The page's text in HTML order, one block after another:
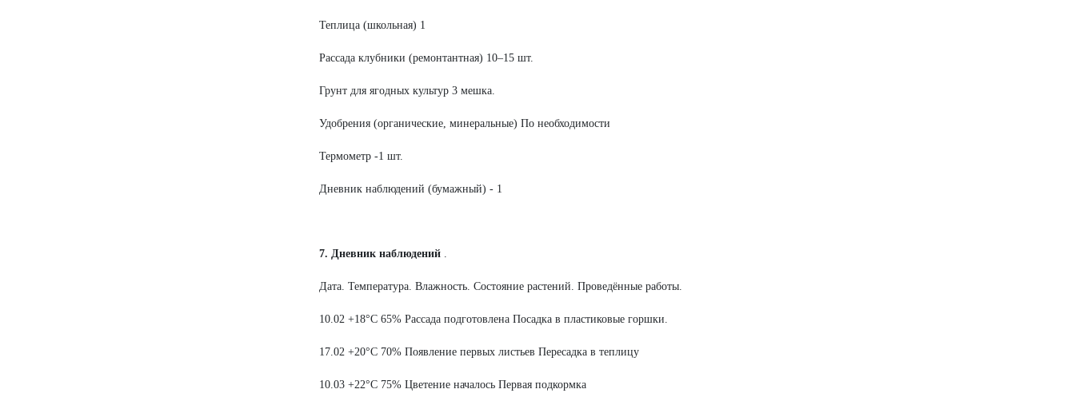
Теплица (школьная) 1
Рассада клубники (ремонтантная) 10–15 шт.
Грунт для ягодных культур 3 мешка.
Удобрения (органические, минеральные) По необходимости
Термометр -1 шт.
Дневник наблюдений (бумажный) - 1
7. Дневник наблюдений .
Дата. Температура. Влажность. Состояние растений. Проведённые работы.
10.02 +18°C 65% Рассада подготовлена Посадка в пластиковые горшки.
17.02 +20°C 70% Появление первых листьев Пересадка в теплицу
10.03 +22°C 75% Цветение началось Первая подкормка